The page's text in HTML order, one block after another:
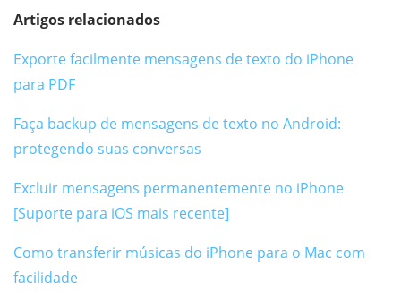
Artigos relacionados
Exporte facilmente mensagens de texto do iPhone
para PDF
Faça backup de mensagens de texto no Android:
protegendo suas conversas
Excluir mensagens permanentemente no iPhone
[Suporte para iOS mais recente]
Como transferir músicas do iPhone para o Mac com
facilidade